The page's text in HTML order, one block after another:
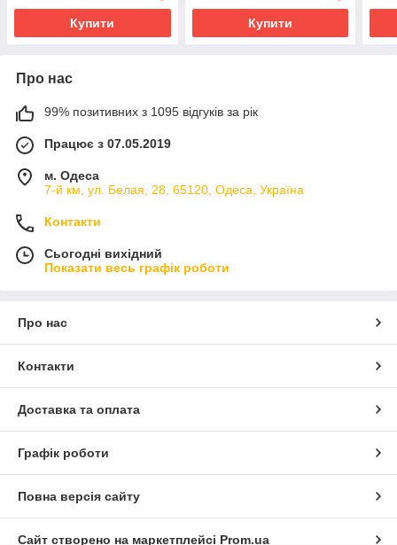
Купити Купити
Про нас
99% позитивних з 1095 відгуків за рік
Працює з 07.05.2019
м. Одеса
7-й км, ул. Белая, 28, 65120, Одеса, Україна
Контакти
Сьогодні вихідний
Показати весь графік роботи
Про нас
Контакти
Доставка та оплата
Графік роботи
Повна версія сайту
Сайт створено на маркетплейсі Prom.ua